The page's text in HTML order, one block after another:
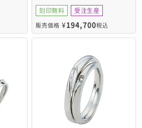
刻印無料 受注生産
販売価格 ¥194,700税込